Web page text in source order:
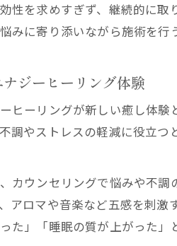
性を求めすぎず、継続的に
みに寄り添いながら施術を行
ジーヒーリング体験
ヒーリングが新しい癒し体
調やストレスの軽減に役立
カウンセリングで悩みや不
アロマや音楽など五感を刺
た」「睡眠の質が上がった」